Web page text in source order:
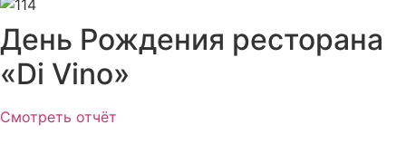
День Рождения ресторана
«Di Vino»
Смотреть отчёт